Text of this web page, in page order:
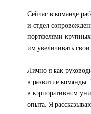
Сейчас в команде
и отдел
портфелями
им увеличивать
Лично я как
в развитие команды.
в корпоративном
опыта. Я